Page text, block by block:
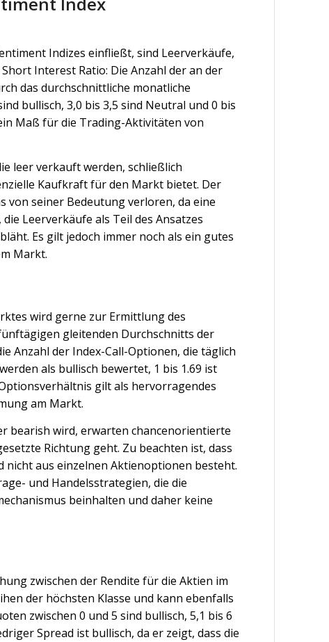
Indizes einfließt, sind Leerverkäufe,
Interest Ratio: Die Anzahl der an der
das durchschnittliche monatliche
bullisch, 3,0 bis 3,5 sind Neutral und 0 bis
Maß für die Trading-Aktivitäten von
leer verkauft werden, schließlich
Kaufkraft für den Markt bietet. Der
von seiner Bedeutung verloren, da eine
Leerverkäufe als Teil des Ansatzes
Es gilt jedoch immer noch als ein gutes
Markt.
wird gerne zur Ermittlung des
gleitenden Durchschnitts der
Anzahl der Index-Call-Optionen, die täglich
als bullisch bewertet, 1 bis 1.69 ist
gilt als hervorragendes
am Markt.
bearish wird, erwarten chancenorientierte
Richtung geht. Zu beachten ist, dass
nicht aus einzelnen Aktienoptionen besteht.
und Handelsstrategien, die die
beinhalten und daher keine
zwischen der Rendite für die Aktien im
der höchsten Klasse und kann ebenfalls
zwischen 0 und 5 sind bullisch, 5,1 bis 6
Spread ist bullisch, da er zeigt, dass die